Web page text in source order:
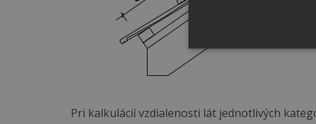
Pri kalkulácií vzdialenosti lát jednotlivých